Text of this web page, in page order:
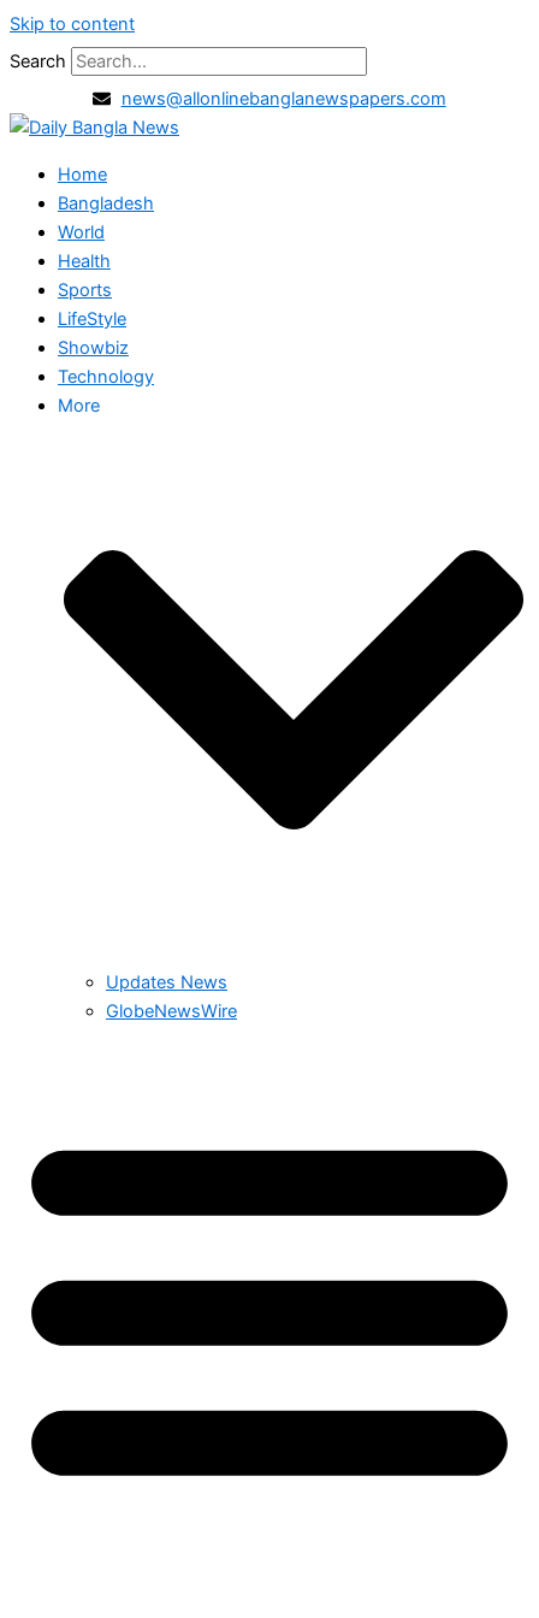
Skip to content
Search
news@allonlinebanglanewspapers.com
Home
Bangladesh
World
Health
Sports
LifeStyle
Showbiz
Technology
More
Updates News
GlobeNewsWire